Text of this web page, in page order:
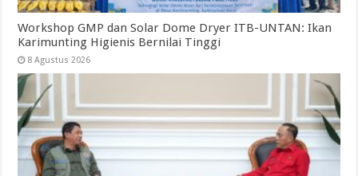
Workshop GMP dan Solar Dome Dryer ITB-UNTAN: Ikan
Karimunting Higienis Bernilai Tinggi
8 Agustus 2026